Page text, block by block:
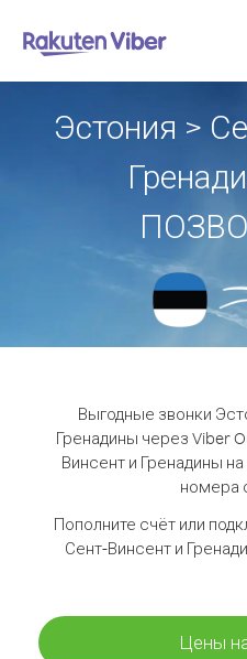
Эстония >
Выгодные звонки
Гренадины через Viber
Винсент и Гренадины
номера
Пополните счёт или
Сент-Винсент и
Цены